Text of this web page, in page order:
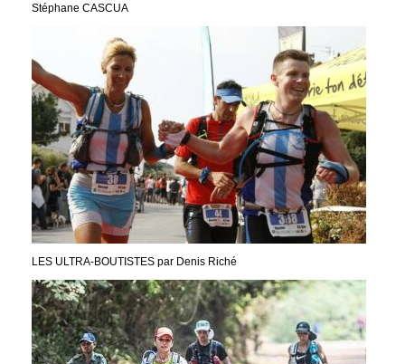
Stéphane CASCUA
LES ULTRA-BOUTISTES par Denis Riché